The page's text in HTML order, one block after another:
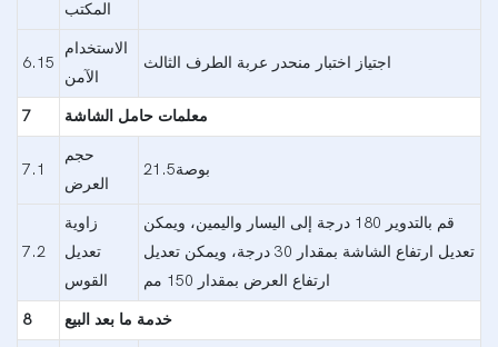
المكتب
6.15
الاستخدام
الآمن
اجتياز اختبار منحدر عربة الطرف الثالث
7 معلمات حامل الشاشة
7.1
حجم
العرض
بوصة21.5
7.2
زاوية
تعديل
القوس
قم بالتدوير 180 درجة إلى اليسار واليمين، ويمكن
تعديل ارتفاع الشاشة بمقدار 30 درجة، ويمكن تعديل
ارتفاع العرض بمقدار 150 مم
8 خدمة ما بعد البيع